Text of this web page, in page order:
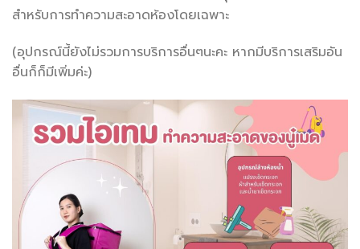
สำหรับการทำความสะอาดห้องโดยเฉพาะ
(อุปกรณ์นี้ยังไม่รวมการบริการอื่นๆนะคะ หากมีบริการเสริมอัน
อื่นก็ก็มีเพิ่มค่ะ)